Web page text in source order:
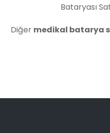
Bataryası
Diğer medikal batarya